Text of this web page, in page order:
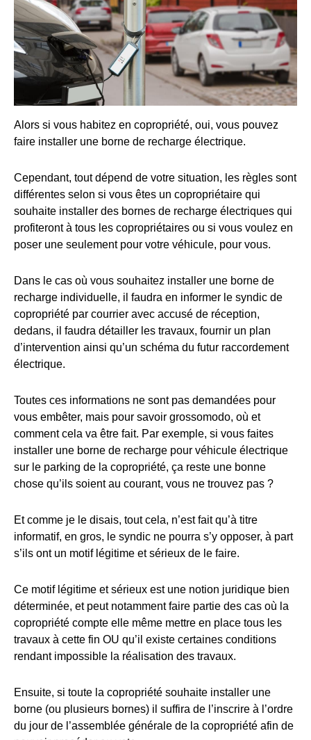
Alors si vous habitez en copropriété, oui, vous pouvez
faire installer une borne de recharge électrique.
Cependant, tout dépend de votre situation, les règles sont
différentes selon si vous êtes un copropriétaire qui
souhaite installer des bornes de recharge électriques qui
profiteront à tous les copropriétaires ou si vous voulez en
poser une seulement pour votre véhicule, pour vous.
Dans le cas où vous souhaitez installer une borne de
recharge individuelle, il faudra en informer le syndic de
copropriété par courrier avec accusé de réception,
dedans, il faudra détailler les travaux, fournir un plan
d’intervention ainsi qu’un schéma du futur raccordement
électrique.
Toutes ces informations ne sont pas demandées pour
vous embêter, mais pour savoir grossomodo, où et
comment cela va être fait. Par exemple, si vous faites
installer une borne de recharge pour véhicule électrique
sur le parking de la copropriété, ça reste une bonne
chose qu’ils soient au courant, vous ne trouvez pas ?
Et comme je le disais, tout cela, n’est fait qu’à titre
informatif, en gros, le syndic ne pourra s’y opposer, à part
s’ils ont un motif légitime et sérieux de le faire.
Ce motif légitime et sérieux est une notion juridique bien
déterminée, et peut notamment faire partie des cas où la
copropriété compte elle même mettre en place tous les
travaux à cette fin OU qu’il existe certaines conditions
rendant impossible la réalisation des travaux.
Ensuite, si toute la copropriété souhaite installer une
borne (ou plusieurs bornes) il suffira de l’inscrire à l’ordre
du jour de l’assemblée générale de la copropriété afin de